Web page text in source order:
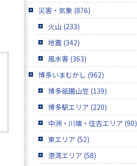
災害・気象 (876)
火山 (233)
地震 (342)
風水害 (363)
博多いまむかし (962)
博多祇園山笠 (139)
博多駅エリア (220)
中洲・川端・住吉エリア (90)
東エリア (52)
港湾エリア (58)